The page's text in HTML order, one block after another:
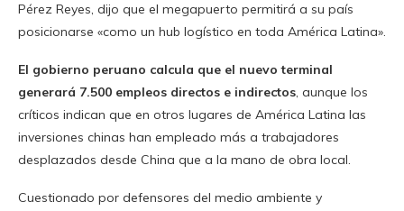
Pérez Reyes, dijo que el megapuerto permitirá a su país
posicionarse «como un hub logístico en toda América Latina».
El gobierno peruano calcula que el nuevo terminal
generará 7.500 empleos directos e indirectos, aunque los
críticos indican que en otros lugares de América Latina las
inversiones chinas han empleado más a trabajadores
desplazados desde China que a la mano de obra local.
Cuestionado por defensores del medio ambiente y